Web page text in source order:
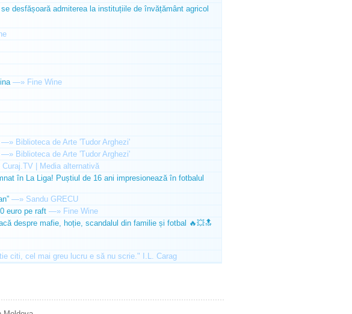
desfășoară admiterea la instituțiile de învățământ agricol
—» Fine Wine
—» Biblioteca de Arte 'Tudor Arghezi'
—» Biblioteca de Arte 'Tudor Arghezi'
Curaj.TV | Media alternativă
în La Liga! Puștiul de 16 ani impresionează în fotbalul
—» Sandu GRECU
euro pe raft —» Fine Wine
despre mafie, hoție, scandalul din familie și fotbal 🔥💥🔝
citi, cel mai greu lucru e să nu scrie." I.L. Carag